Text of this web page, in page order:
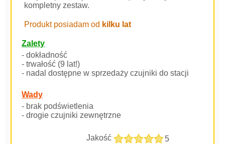
kompletny zestaw.
Produkt posiadam od kilku lat
Zalety
- dokładność
- trwałość (9 lat!)
- nadal dostępne w sprzedaży czujniki do stacji
Wady
- brak podświetlenia
- drogie czujniki zewnętrzne
Jakość
5